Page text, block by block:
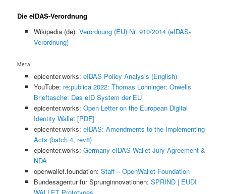
Die eIDAS-Verordnung
Wikipedia (de): Verordnung (EU) Nr. 910/2014 (eIDAS-
Verordnung)
Meta
epicenter.works: eIDAS Policy Analysis (English)
YouTube: re:publica 2022: Thomas Lohninger: Orwells
Brieftasche: Das eID System der EU
epicenter.works: Open Letter on the European Digital
Identity Wallet [PDF]
epicenter.works: eIDAS: Amendments to the Implementing
Acts (batch 4, rev8)
epicenter.works: Germany eIDAS Wallet Jury Agreement &
NDA
openwallet.foundation: Staff – OpenWallet Foundation
Bundesagentur für Sprunginnovationen: SPRIND | EUDI